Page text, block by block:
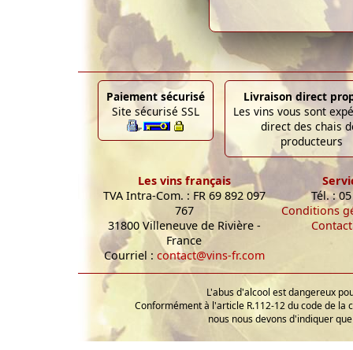
Paiement sécurisé
Site sécurisé SSL
Livraison direct
Les vins vous sont
direct des chais
producteurs
Les vins français
TVA Intra-Com. : FR 69 892 097
767
31800 Villeneuve de Rivière -
France
Courriel : contact@vins-fr.com
Tél. :
Conditions
Contact
L'abus d'alcool est dangereux
Conformément à l'article R.112-12 du code de la
nous nous devons d'indiquer